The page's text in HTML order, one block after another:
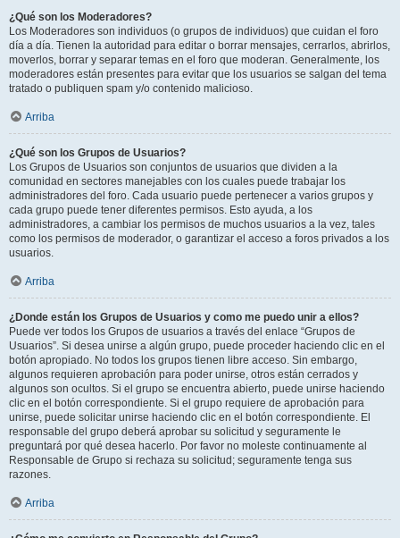
¿Qué son los Moderadores?
Los Moderadores son individuos (o grupos de individuos) que cuidan el foro
día a día. Tienen la autoridad para editar o borrar mensajes, cerrarlos, abrirlos,
moverlos, borrar y separar temas en el foro que moderan. Generalmente, los
moderadores están presentes para evitar que los usuarios se salgan del tema
tratado o publiquen spam y/o contenido malicioso.
Arriba
¿Qué son los Grupos de Usuarios?
Los Grupos de Usuarios son conjuntos de usuarios que dividen a la
comunidad en sectores manejables con los cuales puede trabajar los
administradores del foro. Cada usuario puede pertenecer a varios grupos y
cada grupo puede tener diferentes permisos. Esto ayuda, a los
administradores, a cambiar los permisos de muchos usuarios a la vez, tales
como los permisos de moderador, o garantizar el acceso a foros privados a los
usuarios.
Arriba
¿Donde están los Grupos de Usuarios y como me puedo unir a ellos?
Puede ver todos los Grupos de usuarios a través del enlace “Grupos de
Usuarios”. Si desea unirse a algún grupo, puede proceder haciendo clic en el
botón apropiado. No todos los grupos tienen libre acceso. Sin embargo,
algunos requieren aprobación para poder unirse, otros están cerrados y
algunos son ocultos. Si el grupo se encuentra abierto, puede unirse haciendo
clic en el botón correspondiente. Si el grupo requiere de aprobación para
unirse, puede solicitar unirse haciendo clic en el botón correspondiente. El
responsable del grupo deberá aprobar su solicitud y seguramente le
preguntará por qué desea hacerlo. Por favor no moleste continuamente al
Responsable de Grupo si rechaza su solicitud; seguramente tenga sus
razones.
Arriba